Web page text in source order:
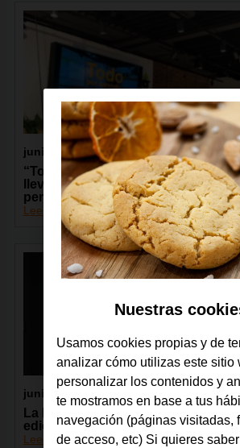
junio 2026
“Todos Conectados”, de la
lleva la capacitación digital a más
personas de toda España
Leer más
junio 2026
La Fundación Orange celebra en
edición del encuentro GarageLAB
Leer más
Nuestras
Usamos cookies propias y de
analizar cómo utilizas este sitio
personalizar los contenidos y
te mostramos en base a tus
navegación (páginas visitadas,
de acceso, etc) Si quieres